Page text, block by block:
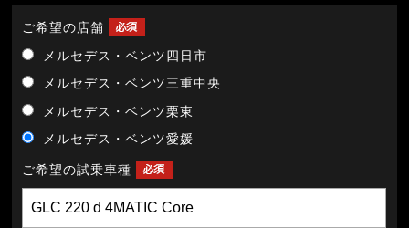
ご希望の店舗
メルセデス・ベンツ四日市
メルセデス・ベンツ三重中央
メルセデス・ベンツ栗東
メルセデス・ベンツ愛媛
ご希望の試乗車種